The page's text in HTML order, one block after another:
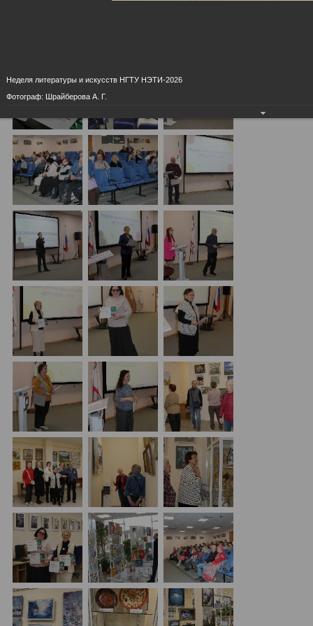
Неделя литературы и искусств НГТУ НЭТИ-2026
Фотограф: Шрайберова А. Г.